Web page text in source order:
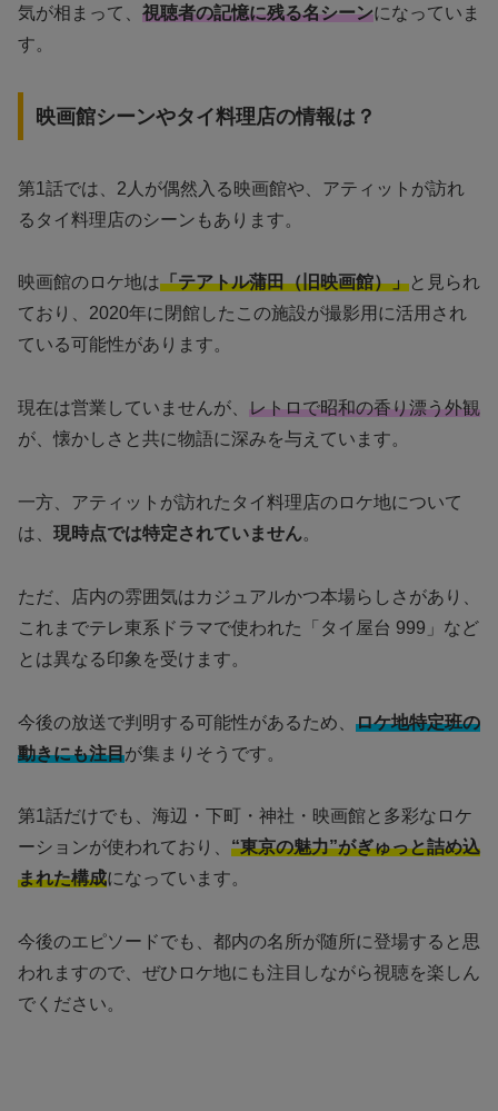
気が相まって、 視聴者の記憶に残る名シーンになっていま
す。
映画館シーンやタイ料理店の情報は？
第1話では、2人が偶然入る映画館や、アティットが訪れ
るタイ料理店のシーンもあります。
映画館のロケ地は「テアトル蒲田（旧映画館）」と見られ
ており、2020年に閉館したこの施設が撮影用に活用され
ている可能性があります。
現在は営業していませんが、 レトロで昭和の香り漂う外観
が、懐かしさと共に物語に深みを与えています。
一方、アティットが訪れたタイ料理店のロケ地について
は、 現時点では特定されていません。
ただ、店内の雰囲気はカジュアルかつ本場らしさがあり、
これまでテレ東系ドラマで使われた「タイ屋台 999」など
とは異なる印象を受けます。
今後の放送で判明する可能性があるため、 ロケ地特定班の
動きにも注目が集まりそうです。
第1話だけでも、海辺・下町・神社・映画館と多彩なロケ
ーションが使われており、 “東京の魅力”がぎゅっと詰め込
まれた構成になっています。
今後のエピソードでも、都内の名所が随所に登場すると思
われますので、ぜひロケ地にも注目しながら視聴を楽しん
でください。